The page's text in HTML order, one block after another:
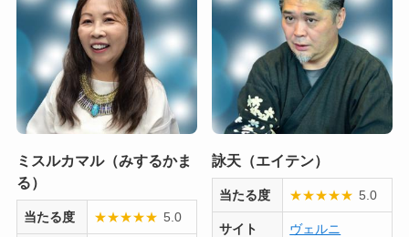
ミスルカマル（みするかま
る）
当たる度 ★★★★★ 5.0
詠天（エイテン）
当たる度 ★★★★★ 5.0
サイト ヴェルニ